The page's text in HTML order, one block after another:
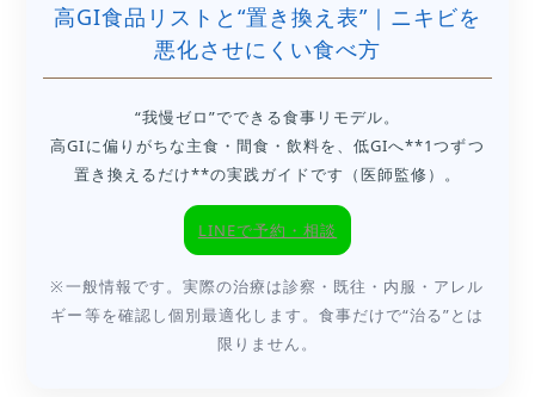
高GI食品リストと“置き換え表”｜ニキビを
悪化させにくい食べ方
“我慢ゼロ”でできる食事リモデル。
高GIに偏りがちな主食・間食・飲料を、低GIへ**1つずつ
置き換えるだけ**の実践ガイドです（医師監修）。
LINEで予約・相談
※一般情報です。実際の治療は診察・既往・内服・アレル
ギー等を確認し個別最適化します。食事だけで“治る”とは
限りません。